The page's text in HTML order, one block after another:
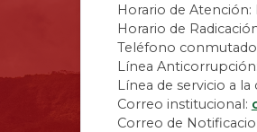
Horario de
Horario de
Teléfono
Línea
Línea de servicio a la
Correo institucional:
Correo de